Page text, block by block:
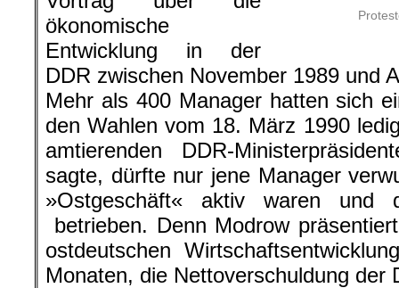
ökonomische
Entwicklung in der
DDR zwischen November 1989 und
Mehr als 400 Manager hatten sich
den Wahlen vom 18. März 1990
amtierenden DDR-
sagte, dürfte nur jene Manager
»Ostgeschäft« aktiv waren und
betrieben. Denn Modrow
ostdeutschen
Monaten, die Nettoverschuldung der